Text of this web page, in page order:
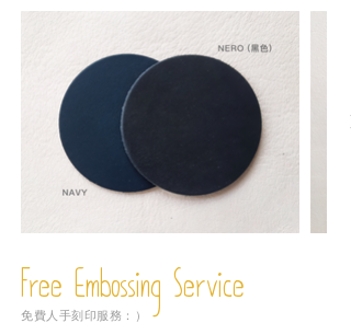
Free Embossing Service
免費人手刻印服務：）